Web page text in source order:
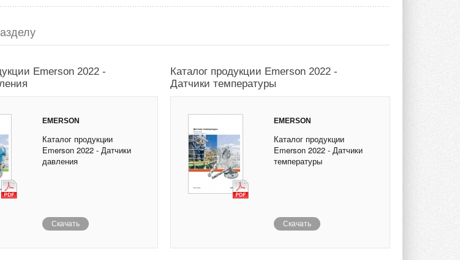
Emerson 2022 -
EMERSON
Каталог продукции
Emerson 2022 - Датчики
давления
Скачать
Каталог продукции Emerson 2022 -
Датчики температуры
EMERSON
Каталог продукции
Emerson 2022 - Датчики
температуры
Скачать